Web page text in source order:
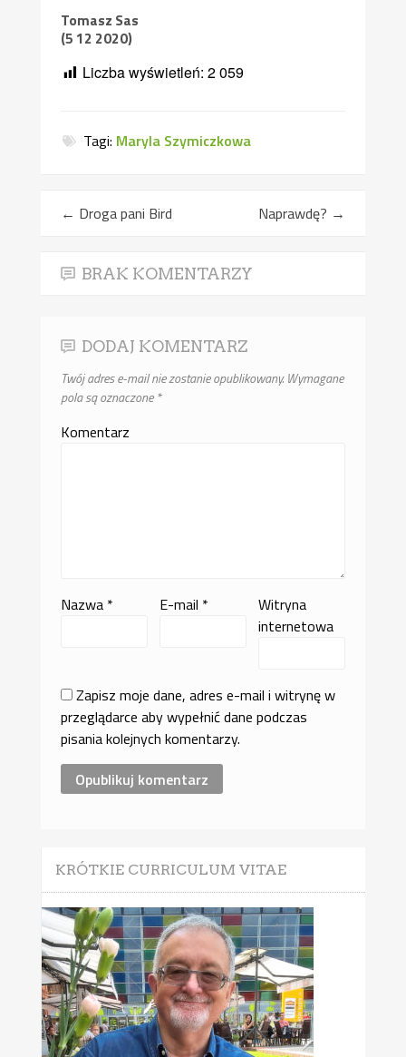
Tomasz Sas
(5 12 2020)
Liczba wyświetleń: 2 059
Tagi: Maryla Szymiczkowa
← Droga pani Bird Naprawdę? →
BRAK KOMENTARZY
DODAJ KOMENTARZ
Twój adres e-mail nie zostanie opublikowany.Wymagane
pola są oznaczone*
Komentarz
Nazwa * E-mail *
Witryna
internetowa
Zapisz moje dane, adres e-mail i witrynę w
przeglądarce aby wypełnić dane podczas
pisania kolejnych komentarzy.
KRÓTKIE CURRICULUM VITAE